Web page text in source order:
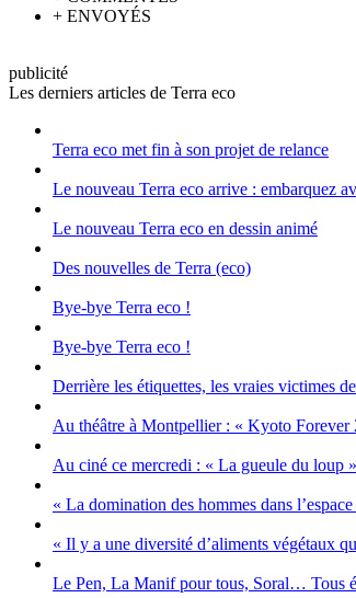
+ ENVOYÉS
publicité
Les derniers articles de Terra eco
Terra eco met fin à son projet de relance
Le nouveau Terra eco arrive : embarquez
Le nouveau Terra eco en dessin animé
Des nouvelles de Terra (eco)
Bye-bye Terra eco !
Bye-bye Terra eco !
Derrière les étiquettes, les vraies victimes
Au théâtre à Montpellier : « Kyoto Forever
Au ciné ce mercredi : « La gueule du loup »
« La domination des hommes dans
« Il y a une diversité d’aliments végétaux
Le Pen, La Manif pour tous, Soral… Tous